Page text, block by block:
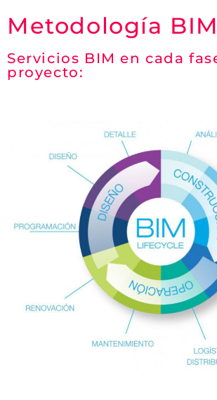
Metodología BIM
Servicios BIM en cada
proyecto: